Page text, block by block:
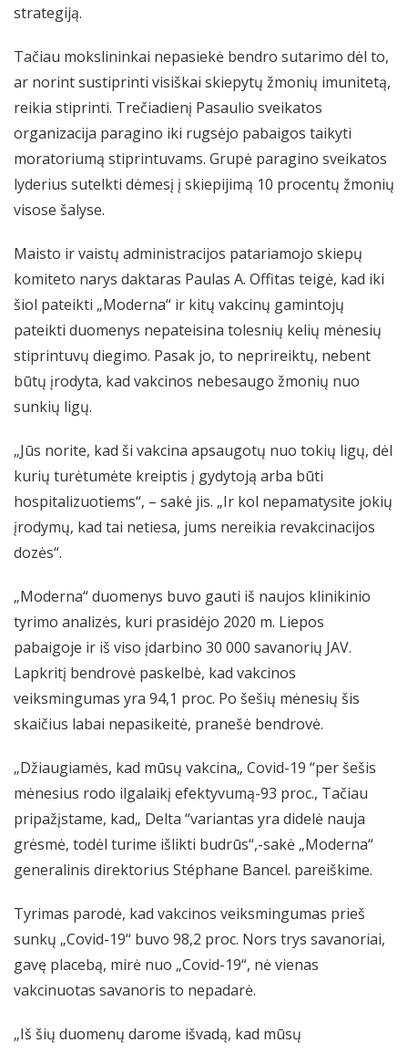
strategiją.
Tačiau mokslininkai nepasiekė bendro sutarimo dėl to,
ar norint sustiprinti visiškai skiepytų žmonių imunitetą,
reikia stiprinti. Trečiadienį Pasaulio sveikatos
organizacija paragino iki rugsėjo pabaigos taikyti
moratoriumą stiprintuvams. Grupė paragino sveikatos
lyderius sutelkti dėmesį į skiepijimą 10 procentų žmonių
visose šalyse.
Maisto ir vaistų administracijos patariamojo skiepų
komiteto narys daktaras Paulas A. Offitas teigė, kad iki
šiol pateikti „Moderna“ ir kitų vakcinų gamintojų
pateikti duomenys nepateisina tolesnių kelių mėnesių
stiprintuvų diegimo. Pasak jo, to neprireiktų, nebent
būtų įrodyta, kad vakcinos nebesaugo žmonių nuo
sunkių ligų.
„Jūs norite, kad ši vakcina apsaugotų nuo tokių ligų, dėl
kurių turėtumėte kreiptis į gydytoją arba būti
hospitalizuotiems“, – sakė jis. „Ir kol nepamatysite jokių
įrodymų, kad tai netiesa, jums nereikia revakcinacijos
dozės“.
„Moderna“ duomenys buvo gauti iš naujos klinikinio
tyrimo analizės, kuri prasidėjo 2020 m. Liepos
pabaigoje ir iš viso įdarbino 30 000 savanorių JAV.
Lapkritį bendrovė paskelbė, kad vakcinos
veiksmingumas yra 94,1 proc. Po šešių mėnesių šis
skaičius labai nepasikeitė, pranešė bendrovė.
„Džiaugiamės, kad mūsų vakcina„ Covid-19 “per šešis
mėnesius rodo ilgalaikį efektyvumą-93 proc., Tačiau
pripažįstame, kad„ Delta “variantas yra didelė nauja
grėsmė, todėl turime išlikti budrūs“,-sakė „Moderna“
generalinis direktorius Stéphane Bancel. pareiškime.
Tyrimas parodė, kad vakcinos veiksmingumas prieš
sunkų „Covid-19“ buvo 98,2 proc. Nors trys savanoriai,
gavę placebą, mirė nuo „Covid-19“, nė vienas
vakcinuotas savanoris to nepadarė.
„Iš šių duomenų darome išvadą, kad mūsų